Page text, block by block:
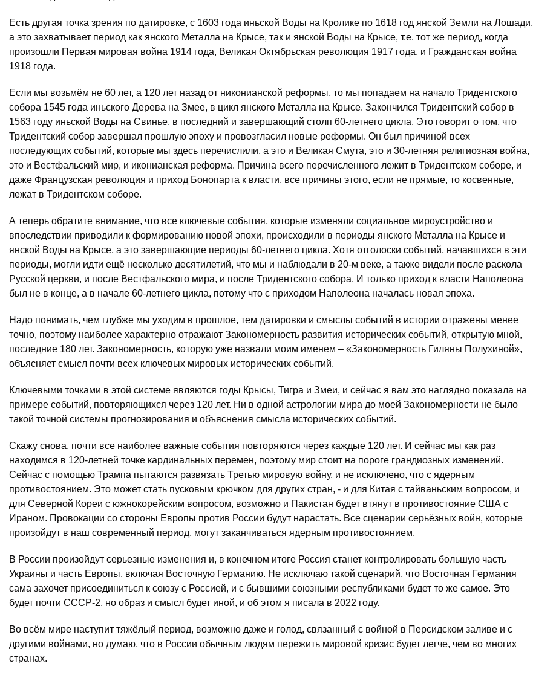
Есть другая точка зрения по датировке, с 1603 года иньской Воды на Кролике по 1618 год янской Земли на Лошади,
а это захватывает период как янского Металла на Крысе, так и янской Воды на Крысе, т.е. тот же период, когда
произошли Первая мировая война 1914 года, Великая Октябрьская революция 1917 года, и Гражданская война
1918 года.
Если мы возьмём не 60 лет, а 120 лет назад от никонианской реформы, то мы попадаем на начало Тридентского
собора 1545 года иньского Дерева на Змее, в цикл янского Металла на Крысе. Закончился Тридентский собор в
1563 году иньской Воды на Свинье, в последний и завершающий столп 60-летнего цикла. Это говорит о том, что
Тридентский собор завершал прошлую эпоху и провозгласил новые реформы. Он был причиной всех
последующих событий, которые мы здесь перечислили, а это и Великая Смута, это и 30-летняя религиозная война,
это и Вестфальский мир, и иконианская реформа. Причина всего перечисленного лежит в Тридентском соборе, и
даже Французская революция и приход Бонопарта к власти, все причины этого, если не прямые, то косвенные,
лежат в Тридентском соборе.
А теперь обратите внимание, что все ключевые события, которые изменяли социальное мироустройство и
впоследствии приводили к формированию новой эпохи, происходили в периоды янского Металла на Крысе и
янской Воды на Крысе, а это завершающие периоды 60-летнего цикла. Хотя отголоски событий, начавшихся в эти
периоды, могли идти ещё несколько десятилетий, что мы и наблюдали в 20-м веке, а также видели после раскола
Русской церкви, и после Вестфальского мира, и после Тридентского собора. И только приход к власти Наполеона
был не в конце, а в начале 60-летнего цикла, потому что с приходом Наполеона началась новая эпоха.
Надо понимать, чем глубже мы уходим в прошлое, тем датировки и смыслы событий в истории отражены менее
точно, поэтому наиболее характерно отражают Закономерность развития исторических событий, открытую мной,
последние 180 лет. Закономерность, которую уже назвали моим именем – «Закономерность Гиляны Полухиной»,
объясняет смысл почти всех ключевых мировых исторических событий.
Ключевыми точками в этой системе являются годы Крысы, Тигра и Змеи, и сейчас я вам это наглядно показала на
примере событий, повторяющихся через 120 лет. Ни в одной астрологии мира до моей Закономерности не было
такой точной системы прогнозирования и объяснения смысла исторических событий.
Скажу снова, почти все наиболее важные события повторяются через каждые 120 лет. И сейчас мы как раз
находимся в 120-летней точке кардинальных перемен, поэтому мир стоит на пороге грандиозных изменений.
Сейчас с помощью Трампа пытаются развязать Третью мировую войну, и не исключено, что с ядерным
противостоянием. Это может стать пусковым крючком для других стран, - и для Китая с тайваньским вопросом, и
для Северной Кореи с южнокорейским вопросом, возможно и Пакистан будет втянут в противостояние США с
Ираном. Провокации со стороны Европы против России будут нарастать. Все сценарии серьёзных войн, которые
произойдут в наш современный период, могут заканчиваться ядерным противостоянием.
В России произойдут серьезные изменения и, в конечном итоге Россия станет контролировать большую часть
Украины и часть Европы, включая Восточную Германию. Не исключаю такой сценарий, что Восточная Германия
сама захочет присоединиться к союзу с Россией, и с бывшими союзными республиками будет то же самое. Это
будет почти СССР-2, но образ и смысл будет иной, и об этом я писала в 2022 году.
Во всём мире наступит тяжёлый период, возможно даже и голод, связанный с войной в Персидском заливе и с
другими войнами, но думаю, что в России обычным людям пережить мировой кризис будет легче, чем во многих
странах.